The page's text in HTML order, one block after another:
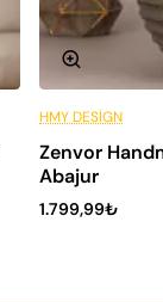
HMY DESIGN
Zenvor
Abajur
1.799,99₺